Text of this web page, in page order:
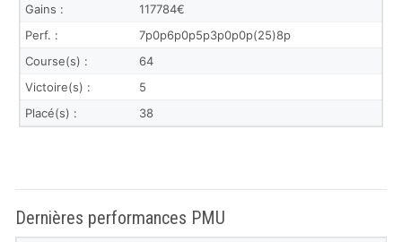
Gains :
117784€
Perf. :
7p0p6p0p5p3p0p0p(25)8p
Course(s) :
64
Victoire(s) :
5
Placé(s) :
38
Dernières performances PMU